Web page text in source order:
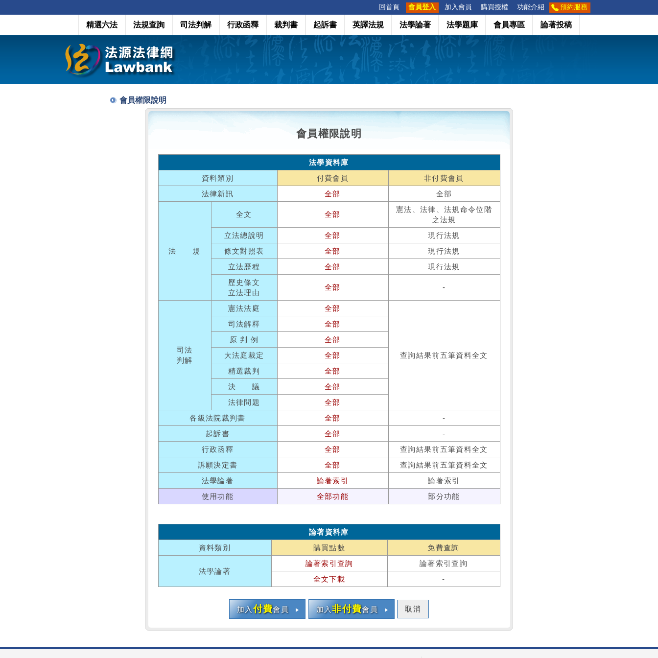
回首頁 會員登入 加入會員 購買授權 功能介紹 預約服務
精選六法 法規查詢 司法判解 行政函釋 裁判書 起訴書 英譯法規 法學論著 法學題庫 會員專區 論著投稿
會員權限說明
會員權限說明
法學資料庫
資料類別
付費會員
非付費會員
法律新訊
全部 全部
法 規
全文 全部
憲法、法律、法規命令位階
之法規
立法總說明
全部
現行法規
條文對照表
全部
現行法規
立法歷程
全部
現行法規
歷史條文
立法理由
全部 -
司法
判解
憲法法庭 全部
查詢結果前五筆資料全文
司法解釋
全部
原 判 例
全部
大法庭裁定
全部
精選裁判
全部
決 議
全部
法律問題
全部
各級法院裁判書
全部
-
起訴書
全部
-
行政函釋
全部
查詢結果前五筆資料全文
訴願決定書
全部
查詢結果前五筆資料全文
法學論著
論著索引
論著索引
使用功能
全部功能 部分功能
論著資料庫
資料類別
購買點數 免費查詢
法學論著
論著索引查詢
論著索引查詢
全文下載
-
加入付費會員 加入非付費會員 取消